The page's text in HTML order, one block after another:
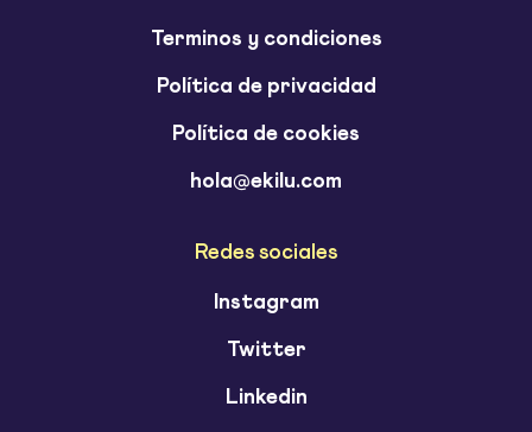
Terminos y condiciones
Política de privacidad
Política de cookies
hola@ekilu.com
Redes sociales
Instagram
Twitter
Linkedin